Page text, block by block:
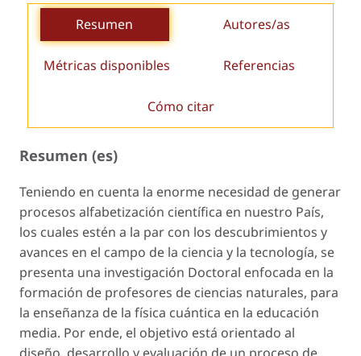
Resumen Autores/as
Métricas disponibles Referencias
Cómo citar
Resumen (es)
Teniendo en cuenta la enorme necesidad de generar
procesos alfabetización científica en nuestro País,
los cuales estén a la par con los descubrimientos y
avances en el campo de la ciencia y la tecnología, se
presenta una investigación Doctoral enfocada en la
formación de profesores de ciencias naturales, para
la enseñanza de la física cuántica en la educación
media. Por ende, el objetivo está orientado al